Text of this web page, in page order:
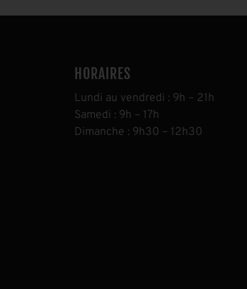
HORAIRES
Lundi au vendredi : 9h – 21h
Samedi : 9h – 17h
Dimanche : 9h30 – 12h30